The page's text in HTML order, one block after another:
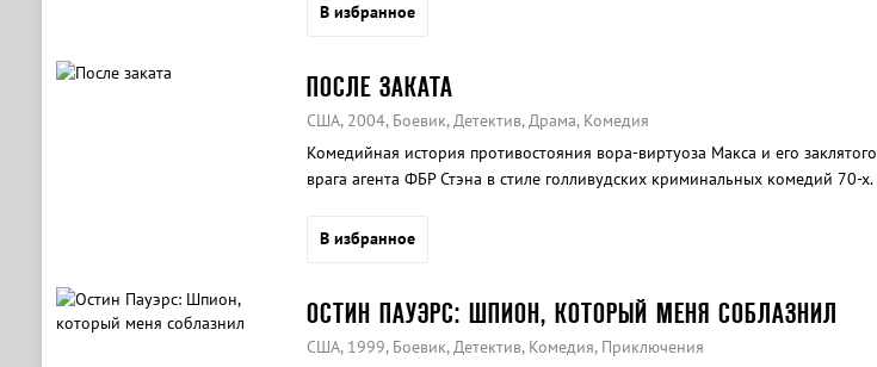
В избранное
ПОСЛЕ ЗАКАТА
США, 2004, Боевик, Детектив, Драма, Комедия
Комедийная история противостояния вора-виртуоза Макса и его заклятого
врага агента ФБР Стэна в стиле голливудских криминальных комедий 70-х.
В избранное
ОСТИН ПАУЭРС: ШПИОН, КОТОРЫЙ МЕНЯ СОБЛАЗНИЛ
США, 1999, Боевик, Детектив, Комедия, Приключения